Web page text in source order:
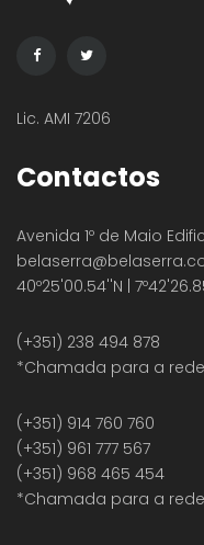
Lic. AMI 7206
Contactos
Avenida 1º de Maio
belaserra
40º25'00.54''N |
(+351) 238 494 878
*Chamada para a
(+351) 914 760 760
(+351) 961 777 567
(+351) 968 465 454
*Chamada para a